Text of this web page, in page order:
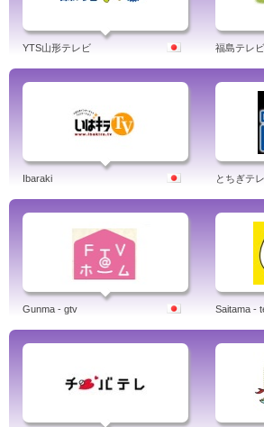
YTS山形テレビ 福島テレ
Ibaraki とちぎテ
Gunma - gtv Saitama -